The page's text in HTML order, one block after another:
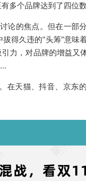
多个品牌达到了四位数
论的焦点。但在一部
得久违的“头筹”意味
力，对品牌的增益又
在天猫、抖音、京东